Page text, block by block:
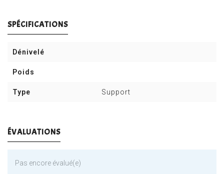
SPÉCIFICATIONS
Dénivelé
Poids
Type Support
ÉVALUATIONS
Pas encore évalué(e)